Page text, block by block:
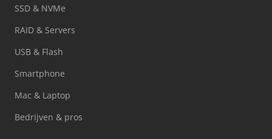
SSD & NVMe
RAID & Servers
USB & Flash
Smartphone
Mac & Laptop
Bedrijven & pros